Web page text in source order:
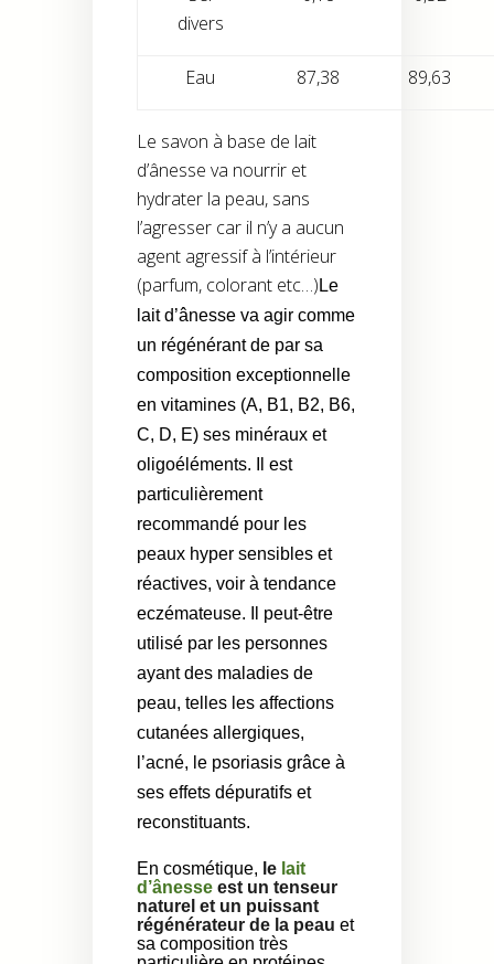
divers
Eau 87,38 89,63
Le savon à base de lait
d’ânesse va nourrir et
hydrater la peau, sans
l’agresser car il n’y a aucun
agent agressif à l’intérieur
(parfum, colorant etc…) Le
lait d’ânesse va agir comme
un régénérant de par sa
composition exceptionnelle
en vitamines (A, B1, B2, B6,
C, D, E) ses minéraux et
oligoéléments. Il est
particulièrement
recommandé pour les
peaux hyper sensibles et
réactives, voir à tendance
eczémateuse. Il peut-être
utilisé par les personnes
ayant des maladies de
peau, telles les affections
cutanées allergiques,
l’acné, le psoriasis grâce à
ses effets dépuratifs et
reconstituants.
En cosmétique, le lait
d’ânesse est un tenseur
naturel et un puissant
régénérateur de la peau et
sa composition très